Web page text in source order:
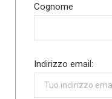
Cognome
Indirizzo email: